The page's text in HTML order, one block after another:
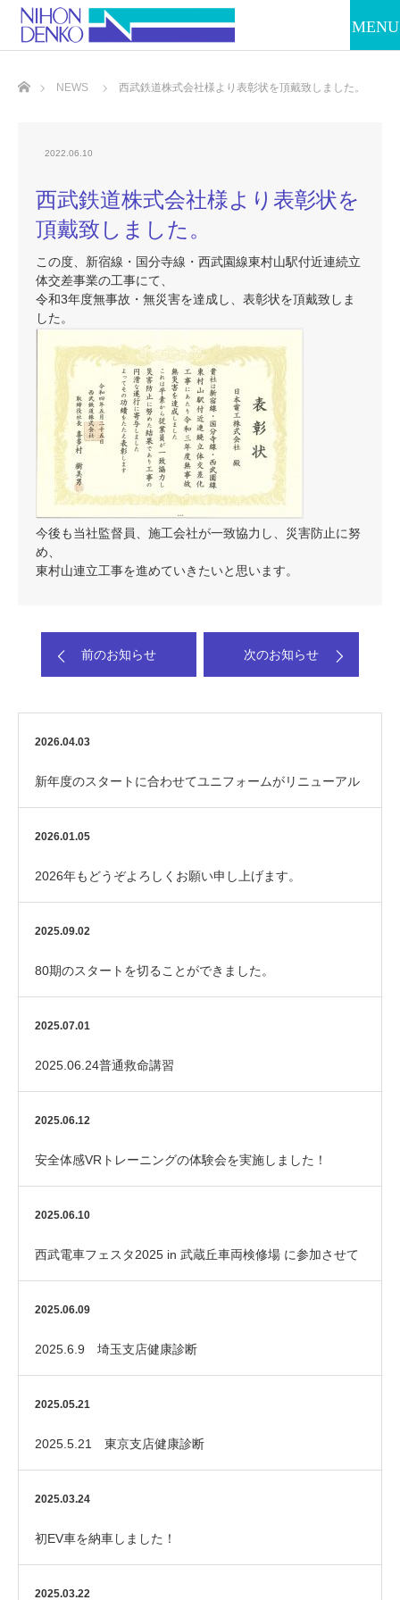
NEWS
西武鉄道株式会社様より表彰状を頂戴致しました。
2022.06.10
西武鉄道株式会社様より表彰状を
頂戴致しました。
この度、新宿線・国分寺線・西武園線東村山駅付近連続立
体交差事業の工事にて、
令和3年度無事故・無災害を達成し、表彰状を頂戴致しま
した。
今後も当社監督員、施工会社が一致協力し、災害防止に努
め、
東村山連立工事を進めていきたいと思います。
前のお知らせ 次のお知らせ
2026.04.03
新年度のスタートに合わせてユニフォームがリニューアル
しました！
2026.01.05
2026年もどうぞよろしくお願い申し上げます。
2025.09.02
80期のスタートを切ることができました。
2025.07.01
2025.06.24普通救命講習
2025.06.12
安全体感VRトレーニングの体験会を実施しました！
2025.06.10
西武電車フェスタ2025 in 武蔵丘車両検修場 に参加させて
いただきました！
2025.06.09
2025.6.9 埼玉支店健康診断
2025.05.21
2025.5.21 東京支店健康診断
2025.03.24
初EV車を納車しました！
2025.03.22